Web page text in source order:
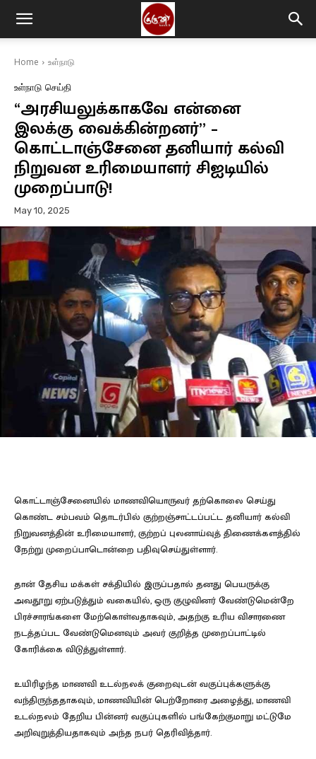
Home உள்நாடு
உள்நாடு செய்தி
“அரசியலுக்காகவே என்னை
இலக்கு வைக்கின்றனர்” –
கொட்டாஞ்சேனை தனியார் கல்வி
நிறுவன உரிமையாளர் சிஐடியில்
முறைப்பாடு!
May 10, 2025
கொட்டாஞ்சேனையில் மாணவியொருவர் தற்கொலை செய்து
கொண்ட சம்பவம் தொடர்பில் குற்றஞ்சாட்டப்பட்ட தனியார் கல்வி
நிறுவனத்தின் உரிமையாளர், குற்றப் புலனாய்வுத் திணைக்களத்தில்
நேற்று முறைப்பாடொன்றை பதிவுசெய்துள்ளார்.
தான் தேசிய மக்கள் சக்தியில் இருப்பதால் தனது பெயருக்கு
அவதூறு ஏற்படுத்தும் வகையில், ஒரு குழுவினர் வேண்டுமென்றே
பிரச்சாரங்களை மேற்கொள்வதாகவும், அதற்கு உரிய விசாரணை
நடத்தப்பட வேண்டுமெனவும் அவர் குறித்த முறைப்பாட்டில்
கோரிக்கை விடுத்துள்ளார்.
உயிரிழந்த மாணவி உடல்நலக் குறைவுடன் வகுப்புக்களுக்கு
வந்திருந்ததாகவும், மாணவியின் பெற்றோரை அழைத்து, மாணவி
உடல்நலம் தேறிய பின்னர் வகுப்புகளில் பங்கேற்குமாறு மட்டுமே
அறிவுறுத்தியதாகவும் அந்த நபர் தெரிவித்தார்.